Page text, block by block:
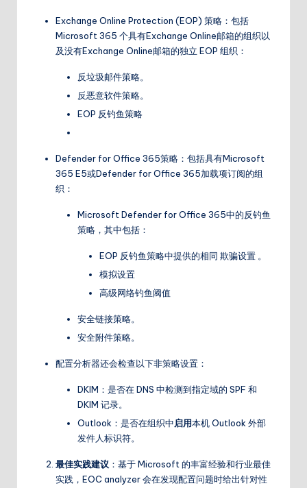
Exchange Online Protection (EOP) 策略：包括
Microsoft 365 个具有Exchange Online邮箱的组织以
及没有Exchange Online邮箱的独立 EOP 组织：
反垃圾邮件策略。
反恶意软件策略。
EOP 反钓鱼策略
Defender for Office 365策略：包括具有Microsoft
365 E5或Defender for Office 365加载项订阅的组
织：
Microsoft Defender for Office 365中的反钓鱼
策略，其中包括：
EOP 反钓鱼策略中提供的相同 欺骗设置 。
模拟设置
高级网络钓鱼阈值
安全链接策略。
安全附件策略。
配置分析器还会检查以下非策略设置：
DKIM：是否在 DNS 中检测到指定域的 SPF 和
DKIM 记录。
Outlook：是否在组织中启用本机 Outlook 外部
发件人标识符。
最佳实践建议 ：基于 Microsoft 的丰富经验和行业最佳
实践，EOC analyzer 会在发现配置问题时给出针对性